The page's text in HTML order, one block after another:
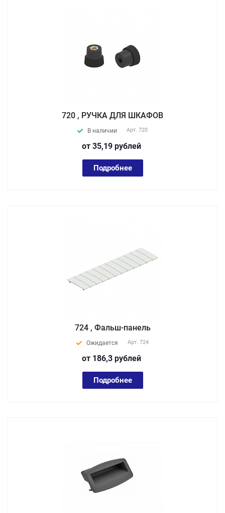
720 , РУЧКА ДЛЯ ШКАФОВ
В наличии Арт. 720
от 35,19 рублей
Подробнее
724 , Фальш-панель
Ожидается Арт. 724
от 186,3 рублей
Подробнее